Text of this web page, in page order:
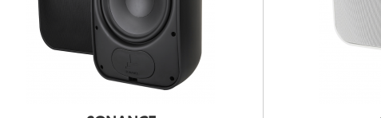
IPX4
8Ω/70V/100V
Dimensions (HxLxP) : 356 x 229 x 218mm
Poids : 6,68 kg
Vendue à l'unité
8Ω/70V/
Poids : 6,68
Vendue à